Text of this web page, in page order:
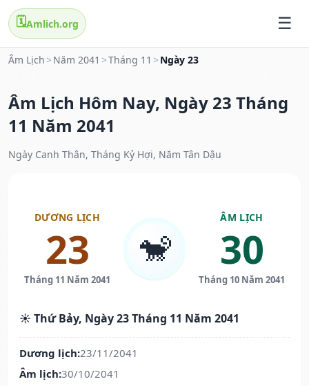
🗓️Amlich.org
Âm Lịch > Năm 2041 >Tháng 11 > Ngày 23
Âm Lịch Hôm Nay, Ngày 23 Tháng
11 Năm 2041
Ngày Canh Thân, Tháng Kỷ Hợi, Năm Tân Dậu
DƯƠNG LỊCH
23
Tháng 11 Năm 2041
🐒
ÂM LỊCH
30
Tháng 10 Năm 2041
☀️ Thứ Bảy, Ngày 23 Tháng 11 Năm 2041
Dương lịch:23/11/2041
Âm lịch:30/10/2041